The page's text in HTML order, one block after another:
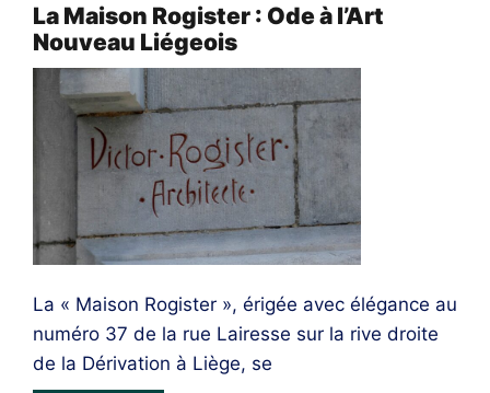
La Maison Rogister : Ode à l’Art
Nouveau Liégeois
La « Maison Rogister », érigée avec élégance au
numéro 37 de la rue Lairesse sur la rive droite
de la Dérivation à Liège, se